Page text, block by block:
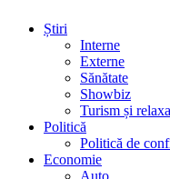
Știri
Interne
Externe
Sănătate
Showbiz
Turism și
Politică
Politică de
Economie
Auto